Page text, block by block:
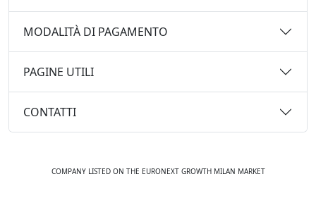
MODALITÀ DI PAGAMENTO
PAGINE UTILI
CONTATTI
COMPANY LISTED ON THE EURONEXT GROWTH MILAN MARKET